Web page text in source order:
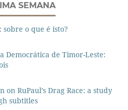
SEMANA
o que é isto?
Democrática de Timor-Leste:
RuPaul’s Drag Race: a study
subtitles